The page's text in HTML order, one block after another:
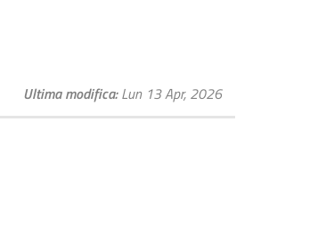
Ultima modifica Lun 13 Apr, 2026